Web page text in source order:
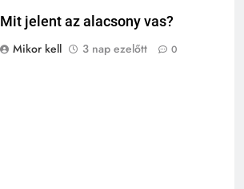
Mit jelent az alacsony vas?
Mikor kell
3 nap ezelőtt 0